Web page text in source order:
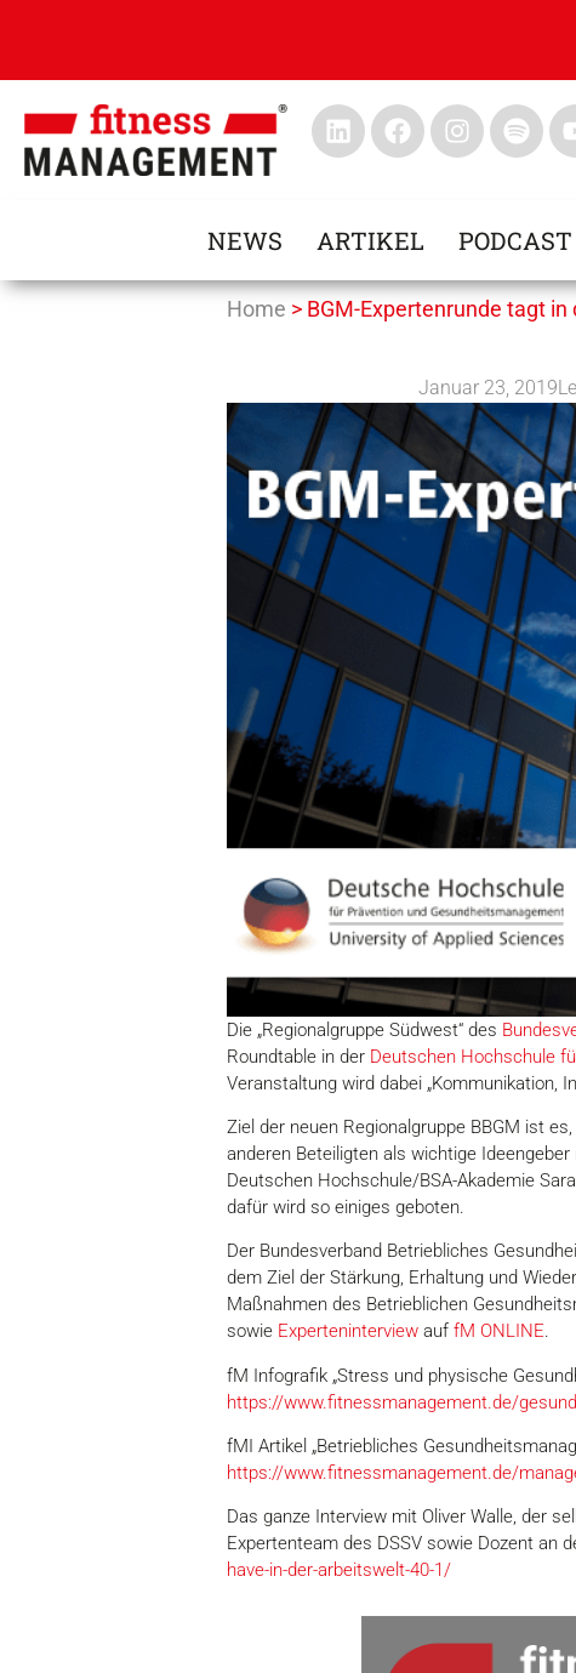
NEWS ARTIKEL PODCAST
Home > BGM-Expertenrunde tagt in
Januar 23, 2019
Die „Regionalgruppe Südwest“ des
Roundtable in der Deutschen Hochschule
Veranstaltung wird dabei „Kommunikation,
Ziel der neuen Regionalgruppe BBGM ist
anderen Beteiligten als wichtige
Deutschen Hochschule/BSA-Akademie
dafür wird so einiges geboten.
Der Bundesverband Betriebliches
dem Ziel der Stärkung, Erhaltung und
Maßnahmen des Betrieblichen
sowie Experteninterview auf fM ONLINE.
fM Infografik „Stress und physische
https://www.fitnessmanagement.de/
fMI Artikel „Betriebliches
https://www.fitnessmanagement.de/
Das ganze Interview mit Oliver Walle, der
Expertenteam des DSSV sowie Dozent an
have-in-der-arbeitswelt-40-1/